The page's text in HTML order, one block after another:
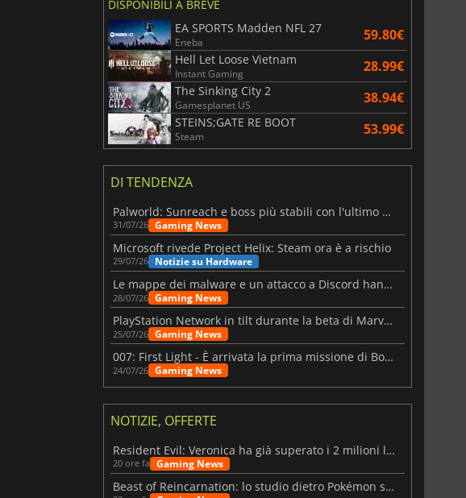
DISPONIBILI A BREVE
EA SPORTS Madden NFL 27
Eneba 59.80€
Hell Let Loose Vietnam
Instant Gaming 28.99€
The Sinking City 2
Gamesplanet US 38.94€
STEINS;GATE RE BOOT
Steam 53.99€
DI TENDENZA
Palworld: Sunreach e boss più stabili con l'ultimo update
31/07/26 Gaming News
Microsoft rivede Project Helix: Steam ora è a rischio
29/07/26 Notizie su Hardware
Le mappe dei malware e un attacco a Discord hanno colpito Meccha Chameleon
28/07/26 Gaming News
PlayStation Network in tilt durante la beta di Marvel Tōkon
25/07/26 Gaming News
007: First Light - È arrivata la prima missione di Bond dopo il lancio
24/07/26 Gaming News
NOTIZIE, OFFERTE
Resident Evil: Veronica ha già superato i 2 milioni liste dei desideri
20 ore fa Gaming News
Beast of Reincarnation: lo studio dietro Pokémon su una nuova strada